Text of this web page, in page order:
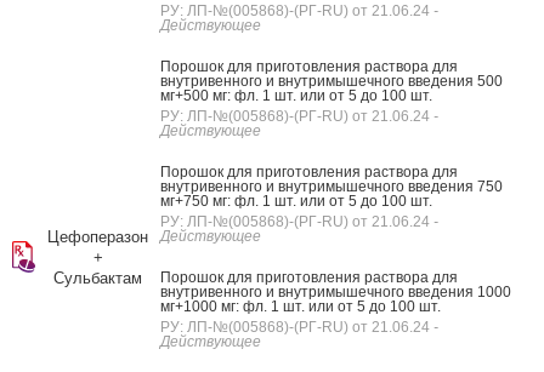
Цефоперазон
+
Сульбактам
РУ: ЛП-№(005868)-(РГ-RU) от 21.06.24 -
Действующее
Порошок для приготовления раствора для
внутривенного и внутримышечного введения 500
мг+500 мг: фл. 1 шт. или от 5 до 100 шт.
РУ: ЛП-№(005868)-(РГ-RU) от 21.06.24 -
Действующее
Порошок для приготовления раствора для
внутривенного и внутримышечного введения 750
мг+750 мг: фл. 1 шт. или от 5 до 100 шт.
РУ: ЛП-№(005868)-(РГ-RU) от 21.06.24 -
Действующее
Порошок для приготовления раствора для
внутривенного и внутримышечного введения 1000
мг+1000 мг: фл. 1 шт. или от 5 до 100 шт.
РУ: ЛП-№(005868)-(РГ-RU) от 21.06.24 -
Действующее